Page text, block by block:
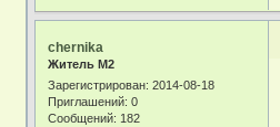
chernika
Житель М2
Зарегистрирован: 2014-08-18
Приглашений: 0
Сообщений: 182